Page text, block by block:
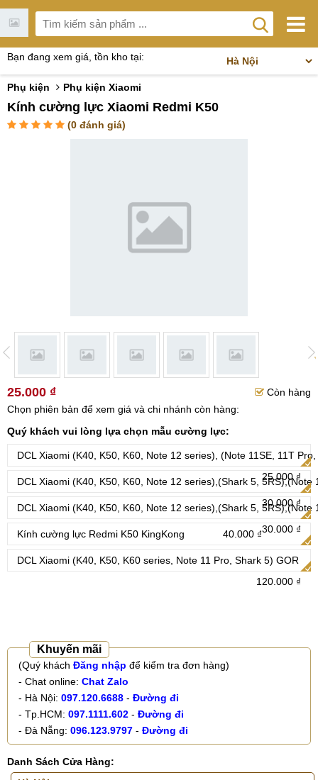
Bạn đang xem giá, tồn kho tại:
Phụ kiện Phụ kiện Xiaomi
Kính cường lực Xiaomi Redmi K50
(0 đánh giá)
25.000 ₫
Còn hàng
Chọn phiên bản để xem giá và chi nhánh còn hàng:
Quý khách vui lòng lựa chọn mẫu cường lực:
DCL Xiaomi (K40, K50, K60, Note 12 series), (Note 11SE, 11T
25.000 ₫
DCL Xiaomi (K40, K50, K60, Note 12 series),(Shark 5,
30.000 ₫
DCL Xiaomi (K40, K50, K60, Note 12 series),(Shark 5,
30.000 ₫
Kính cường lực Redmi K50 KingKong 40.000 ₫
DCL Xiaomi (K40, K50, K60 series, Note 11 Pro, Shark 5) GOR
120.000 ₫
Khuyến mãi
(Quý khách Đăng nhập để kiểm tra đơn hàng)
- Chat online: Chat Zalo
- Hà Nội: 097.120.6688 - Đường đi
- Tp.HCM: 097.1111.602 - Đường đi
- Đà Nẵng: 096.123.9797 - Đường đi
Danh Sách Cửa Hàng: